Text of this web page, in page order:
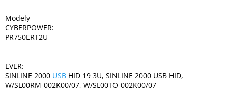
VÝPRODEJ
TONERY
A
CARTRIDGE
Modely
CYBERPOWER:
PR750ERT2U
EVER:
SINLINE 2000 USB HID 19 3U, SINLINE 2000 USB HID,
W/SL00RM-002K00/07, W/SL00TO-002K00/07